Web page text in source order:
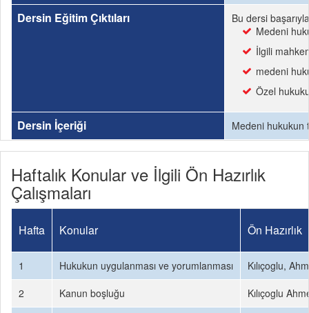
Dersin Eğitim Çıktıları
Bu dersi
Medeni
İlgili
medeni
Özel
Dersin İçeriği Medeni hukukun
Haftalık Konular ve İlgili Ön Hazırlık
Çalışmaları
Hafta Konular Ön Hazırlık
1 Hukukun uygulanması ve yorumlanması
Kılıçoglu,
2
Kanun boşluğu
Kılıçoglu